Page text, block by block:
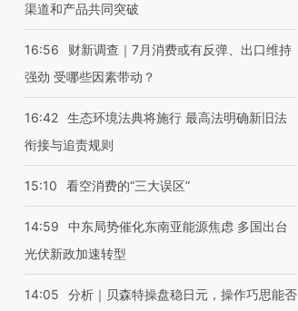
渠道和产品共同突破
16:56
财新调查｜7月消费或有反弹、出口维持
强劲 受哪些因素带动？
16:42 生态环境法典将施行 最高法明确新旧法
衔接与追责规则
15:10 看空消费的“三大误区”
14:59
中东局势催化东南亚能源焦虑 多国出台
光伏新政加速转型
14:05
分析｜贝森特操盘稳日元，操作巧思能否